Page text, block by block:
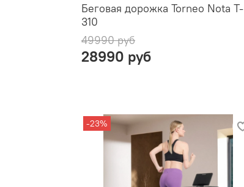
Беговая дорожка Torneo Nota T-
310
49990 руб
28990 руб
-23%